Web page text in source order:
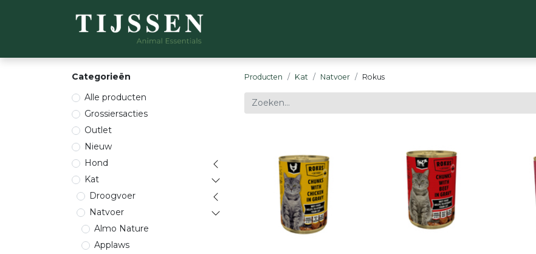
Categorieën
Alle producten
Grossiersacties
Outlet
Nieuw
Hond
Kat
Droogvoer
Natvoer
Almo Nature
Applaws
Producten Kat Natvoer Rokus